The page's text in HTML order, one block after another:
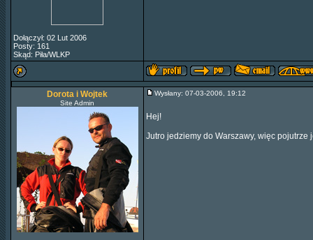
Dołączył: 02 Lut 2006
Posty: 161
Skąd: Piła/WLKP
Dorota i Wojtek
Site Admin
Wysłany: 07-03-2006, 19:12
Hej!
Jutro jedziemy do Warszawy, więc